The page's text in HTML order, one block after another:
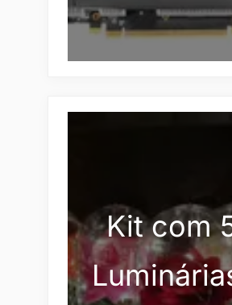
Kit com